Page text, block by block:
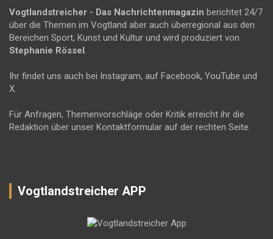
Vogtlandstreicher - Das Nachrichtenmagazin berichtet 24/7
über die Themen im Vogtland aber auch überregional aus den
Bereichen Sport, Kunst und Kultur und wird produziert von
Stephanie Rössel .
Ihr findet uns auch bei Instagram, auf Facebook, YouTube und
X.
Für Anfragen, Themenvorschläge oder Kritik erreicht ihr die
Redaktion über unser Kontaktformular auf der rechten Seite.
Vogtlandstreicher APP